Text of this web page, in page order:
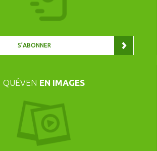
S’ABONNER
QUÉVEN EN IMAGES